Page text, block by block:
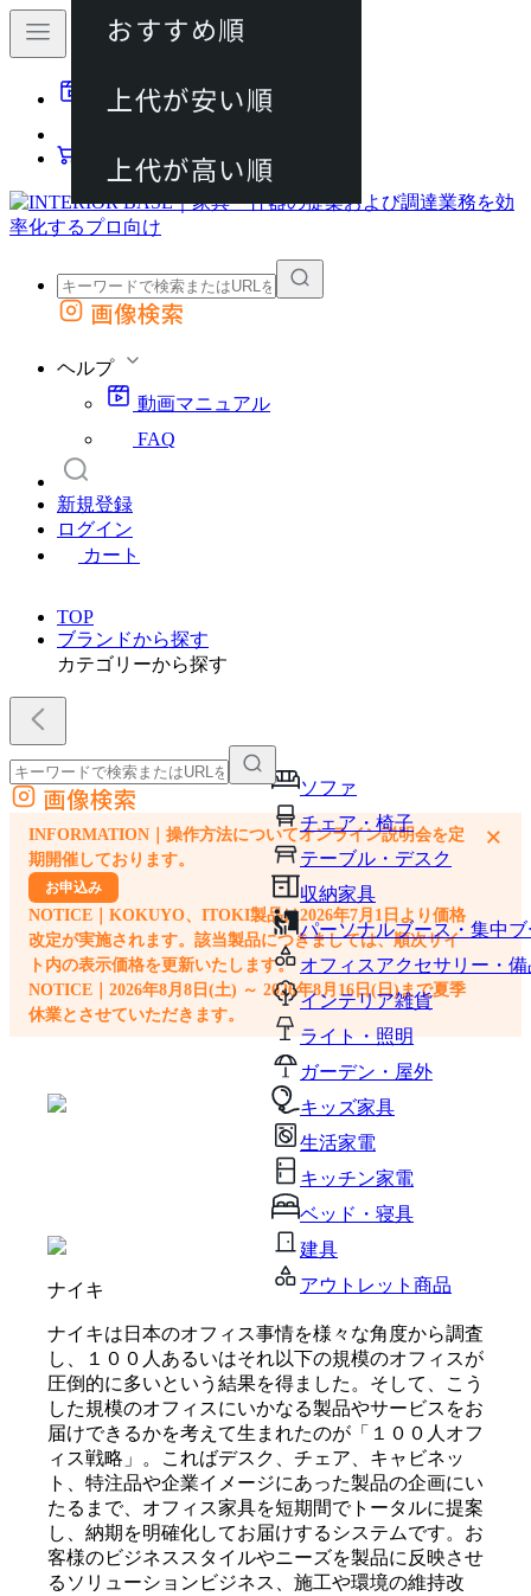
動画マニュアル
カート
外部サイトの商品をカートに追加
画像検索
ヘルプ
動画マニュアル
FAQ
新規登録
ログイン
カート
TOP
ブランドから探す
カテゴリーから探す
ソファ
チェア・椅子
テーブル・デスク
収納家具
パーソナルブース・集中
オフィスアクセサリー・備
インテリア雑貨
ライト・照明
ガーデン・屋外
キッズ家具
生活家電
キッチン家電
ベッド・寝具
建具
アウトレット商品
外部サイトの商品をカートに追加
他のサイトで見つけた商品ページのURLを貼り付けて、カートに追加できます
画像検索
INFORMATION｜操作方法についてオンライン説明会を定
期開催しております。
お申込み
NOTICE｜KOKUYO、ITOKI製品は2026年7月1日より価格
改定が実施されます。該当製品につきましては、順次サイ
ト内の表示価格を更新いたします。
NOTICE｜2026年8月8日(土) ～ 2026年8月16日(日)まで夏季
休業とさせていただきます。
×
ナイキ
ナイキは日本のオフィス事情を様々な角度から調査
し、１００人あるいはそれ以下の規模のオフィスが
圧倒的に多いという結果を得ました。そして、こう
した規模のオフィスにいかなる製品やサービスをお
届けできるかを考えて生まれたのが「１００人オフ
ィス戦略」。こればデスク、チェア、キャビネッ
ト、特注品や企業イメージにあった製品の企画にい
たるまで、オフィス家具を短期間でトータルに提案
し、納期を明確化してお届けするシステムです。お
客様のビジネススタイルやニーズを製品に反映させ
るソリューションビジネス、施工や環境の維持改
おすすめ順
上代が安い順
上代が高い順